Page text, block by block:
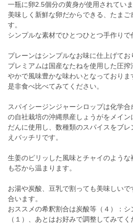
一瓶に卵2.5個分の黄身が使用されていま
美味しく新鮮な卵だからできる、たま
す。
シンプルな素材でひとつひとつ手作りで
プレーンはシンプルなお味に仕上げてお
プレミアムは国産なたねを使用した圧
やかで風味豊かな味わいとなっておりま
是非食べ比べてみてください。
スパイシージンジャーシロップは化学
の自社栽培の沖縄県産しょうがをメイ
だんに使用し、数種類のスパイスをブ
えバッチリです。
生姜のピリッした風味とチャイのよう
も芯から温まります。
お湯や炭酸、豆乳で割っても美味しい
合います。
おススメの希釈割合は炭酸等（４）：
（１）、あとはお好みで調整してみてく